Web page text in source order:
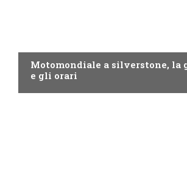
Motomondiale a silverstone, la
e gli orari